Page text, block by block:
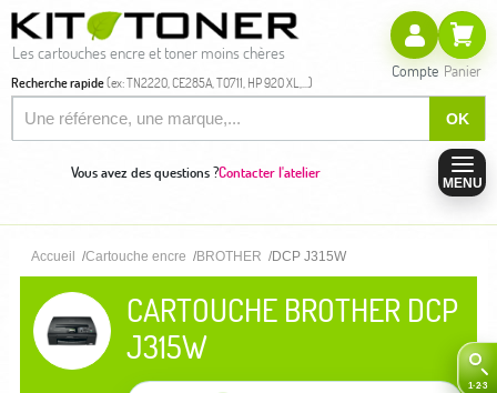
Les cartouches encre et toner moins chères
Recherche rapide(ex: TN2220, CE285A, T0711, HP 920 XL,...)
OK
Compte Panier
Vous avez des questions ?Contacter l'atelier
MENU
Accueil Cartouche encre BROTHER DCP J315W
CARTOUCHE BROTHER DCP
J315W